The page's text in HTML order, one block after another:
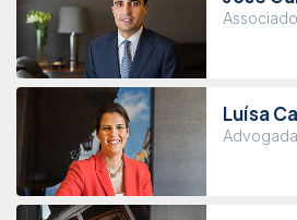
Luísa